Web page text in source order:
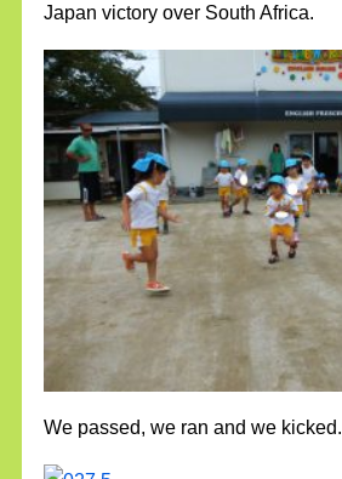
Japan victory over South Africa.
We passed, we ran and we kicked.